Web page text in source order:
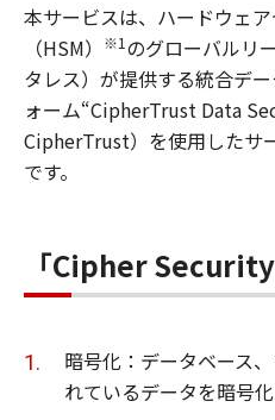
本サービスは、ハードウェ
（HSM）
※1 のグローバルリ
タレス）が提供する統合デ
ォーム“CipherTrust Data
CipherTrust）を使用したサ
です。
「Cipher
暗号化：データベース
れているデータを暗号化